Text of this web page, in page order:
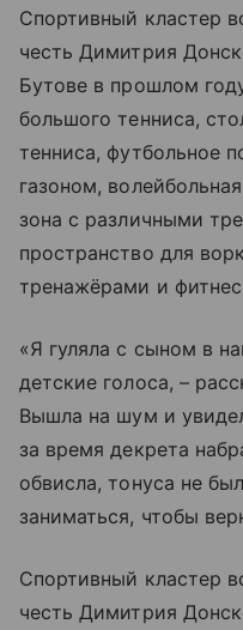
Спортивный кластер
честь Димитрия
Бутове в прошлом
большого тенниса,
тенниса, футбольное
газоном,
зона с различными
пространство для
тренажёрами и
«Я гуляла с сыном в
детские голоса, –
Вышла на шум и
за время декрета
обвисла, тонуса не
заниматься, чтобы
Спортивный кластер
честь Димитрия